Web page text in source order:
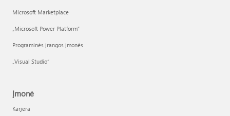
Microsoft Marketplace
„Microsoft Power Platform“
Programinės įrangos įmonės
„Visual Studio“
Įmonė
Karjera